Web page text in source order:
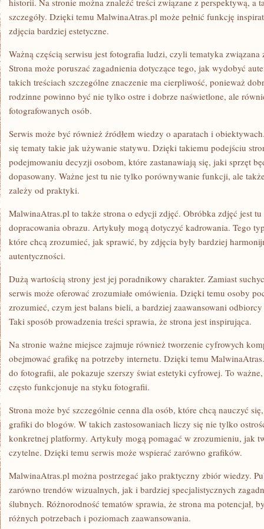
historii. Na stronie można znaleźć treści związane z perspektywą, a
szczegóły. Dzięki temu MalwinaAtras.pl może pełnić funkcję
zdjęcia bardziej estetyczne.
Ważną częścią serwisu jest fotografia ludzi, czyli tematyka
Strona może poruszać zagadnienia dotyczące tego, jak wydobyć
takich treściach szczególne znaczenie ma cierpliwość, ponieważ
rodzinne powinno być nie tylko ostre i dobrze naświetlone, ale
fotografowanych osób.
Serwis może być również źródłem wiedzy o aparatach i
się tematy takie jak używanie statywu. Dzięki takiemu podejściu
podejmowaniu decyzji osobom, które zastanawiają się, jaki sprzęt
dopasowany. Ważne jest tu nie tylko porównywanie funkcji, ale
zależy od praktyki.
MalwinaAtras.pl to także strona o edycji zdjęć. Obróbka zdjęć jest
dopracowania obrazu. Artykuły mogą dotyczyć kadrowania. Tego
które chcą zrozumieć, jak sprawić, by zdjęcia były bardziej
autentyczności.
Dużą wartością strony jest jej poradnikowy charakter. Zamiast
serwis może oferować zrozumiałe omówienia. Dzięki temu osoby
zrozumieć, czym jest balans bieli, a bardziej zaawansowani
Taki sposób prowadzenia treści sprawia, że strona jest inspirująca.
Na stronie ważne miejsce zajmuje również tworzenie cyfrowych
obejmować grafikę na potrzeby internetu. Dzięki temu
do fotografii, ale pokazuje szerszy świat estetyki cyfrowej. To
często funkcjonuje na styku fotografii.
Strona może być szczególnie cenna dla osób, które chcą nauczyć
grafiki do blogów. W takich zastosowaniach liczy się nie tylko
konkretnej platformy. Artykuły mogą pomagać w zrozumieniu, jak
czytelne. Dzięki temu serwis może wspierać zarówno grafików.
MalwinaAtras.pl można postrzegać jako praktyczny zbiór wiedzy.
zarówno trendów wizualnych, jak i bardziej specjalistycznych
ślubnych. Różnorodność tematów sprawia, że strona ma potencjał,
różnych potrzebach i poziomach zaawansowania.